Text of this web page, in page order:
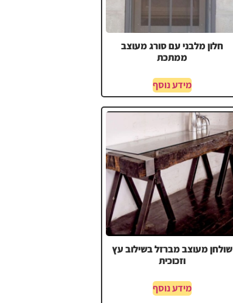
חלון מלבני עם סורג מעוצב
ממתכת
מידע נוסף
שולחן מעוצב מברזל בשילוב עץ
וזכוכית
מידע נוסף